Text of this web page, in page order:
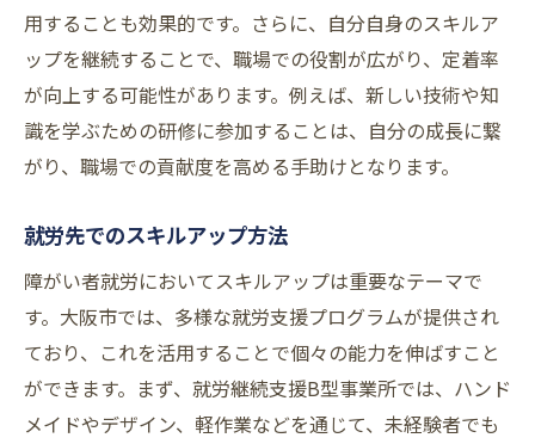
用することも効果的です。さらに、自分自身のスキルア
ップを継続することで、職場での役割が広がり、定着率
が向上する可能性があります。例えば、新しい技術や知
識を学ぶための研修に参加することは、自分の成長に繋
がり、職場での貢献度を高める手助けとなります。
就労先でのスキルアップ方法
障がい者就労においてスキルアップは重要なテーマで
す。大阪市では、多様な就労支援プログラムが提供され
ており、これを活用することで個々の能力を伸ばすこと
ができます。まず、就労継続支援B型事業所では、ハンド
メイドやデザイン、軽作業などを通じて、未経験者でも